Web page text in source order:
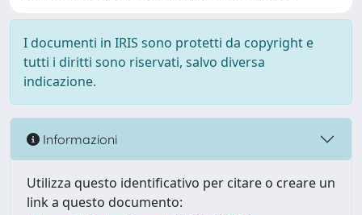
I documenti in IRIS sono protetti da copyright e
tutti i diritti sono riservati, salvo diversa
indicazione.
Informazioni
Utilizza questo identificativo per citare o creare un
link a questo documento: